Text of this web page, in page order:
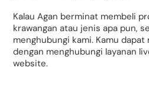
Kalau Agan berminat membeli
krawangan atau jenis apa pun,
menghubungi kami. Kamu
dengan menghubungi layanan
website.